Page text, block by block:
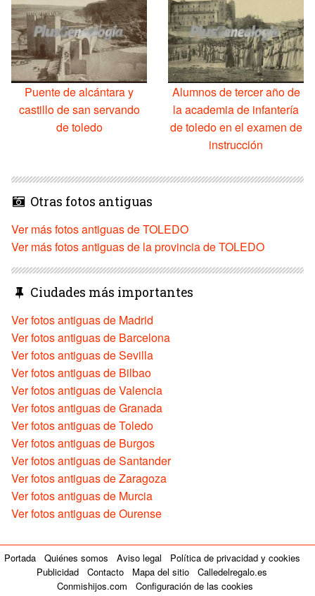
Puente de alcántara y
castillo de san servando
de toledo
Alumnos de tercer año de
la academia de infantería
de toledo en el examen de
instrucción
Otras fotos antiguas
Ver más fotos antiguas de TOLEDO
Ver más fotos antiguas de la provincia de TOLEDO
Ciudades más importantes
Ver fotos antiguas de Madrid
Ver fotos antiguas de Barcelona
Ver fotos antiguas de Sevilla
Ver fotos antiguas de Bilbao
Ver fotos antiguas de Valencia
Ver fotos antiguas de Granada
Ver fotos antiguas de Toledo
Ver fotos antiguas de Burgos
Ver fotos antiguas de Santander
Ver fotos antiguas de Zaragoza
Ver fotos antiguas de Murcia
Ver fotos antiguas de Ourense
Portada Quiénes somos Aviso legal
Política de privacidad y cookies
Publicidad
Contacto Mapa del sitio
Calledelregalo.es
Conmishijos.com
Configuración de las cookies